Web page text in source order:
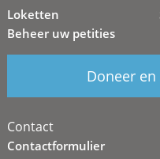
Loketten
Beheer uw petities
Doneer
Contact
Contactformulier